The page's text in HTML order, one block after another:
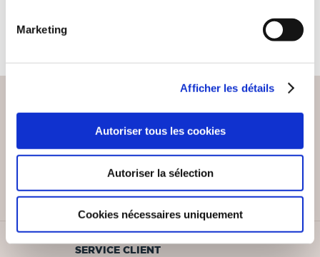
Marketing
Afficher les détails
Autoriser tous les cookies
Autoriser la sélection
Cookies nécessaires uniquement
Remises quantités jusqu'à -42%
SERVICE CLIENT